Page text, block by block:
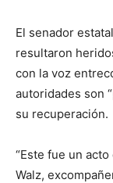
El senador
resultaron
con la voz
autoridades son
su recuperación.
“Este fue un
Walz,